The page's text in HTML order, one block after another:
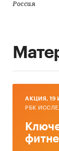
Россия
AКЦИЯ, 19
РБК